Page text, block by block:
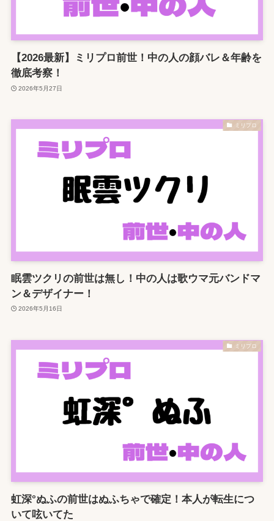
【2026最新】ミリプロ前世！中の人の顔バレ＆年齢を
徹底考察！
2026年5月27日
ミリプロ
眠雲ツクリの前世は無し！中の人は歌ウマ元バンドマ
ン＆デザイナー！
2026年5月16日
ミリプロ
虹深°ぬふの前世はぬふちゃで確定！本人が転生につ
いて呟いてた